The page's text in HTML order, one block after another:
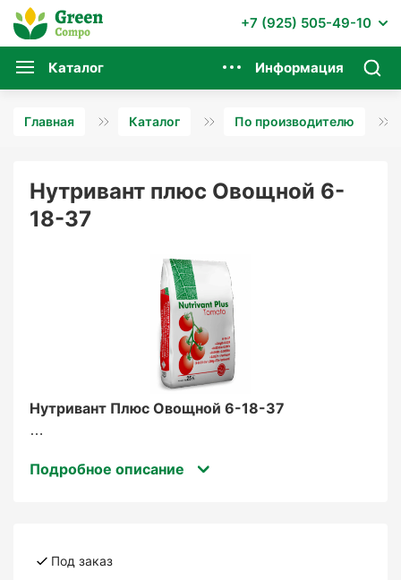
+7 (925) 505-49-10
Каталог Информация
Главная Каталог По производителю
Нутривант плюс Овощной 6-
18-37
Нутривант Плюс Овощной 6-18-37
удобрение для овощных культур.
формированию качественного урожая,
Подробное описание
Под заказ